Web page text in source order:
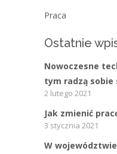
Praca
Ostatnie
Nowoczesne
tym radzą sobie
2 lutego 2021
Jak zmienić
3 stycznia 2021
W